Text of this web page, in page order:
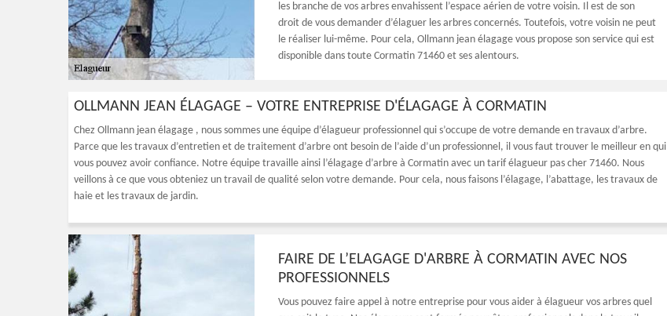
les branche de vos arbres envahissent l’espace aérien de votre voisin. Il est de son
droit de vous demander d’élaguer les arbres concernés. Toutefois, votre voisin ne peut
le réaliser lui-même. Pour cela, Ollmann jean élagage vous propose son service qui est
disponible dans toute Cormatin 71460 et ses alentours.
OLLMANN JEAN ÉLAGAGE – VOTRE ENTREPRISE D'ÉLAGAGE À CORMATIN
Chez Ollmann jean élagage , nous sommes une équipe d’élagueur professionnel qui s’occupe de votre demande en travaux d’arbre.
Parce que les travaux d’entretien et de traitement d’arbre ont besoin de l’aide d’un professionnel, il vous faut trouver le meilleur en qui
vous pouvez avoir confiance. Notre équipe travaille ainsi l’élagage d’arbre à Cormatin avec un tarif élagueur pas cher 71460. Nous
veillons à ce que vous obteniez un travail de qualité selon votre demande. Pour cela, nous faisons l’élagage, l’abattage, les travaux de
haie et les travaux de jardin.
FAIRE DE L’ELAGAGE D'ARBRE À CORMATIN AVEC NOS
PROFESSIONNELS
Vous pouvez faire appel à notre entreprise pour vous aider à élagueur vos arbres quel